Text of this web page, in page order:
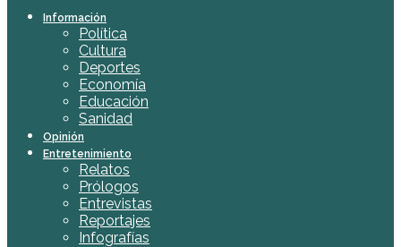
Información
Política
Cultura
Deportes
Economía
Educación
Sanidad
Opinión
Entretenimiento
Relatos
Prólogos
Entrevistas
Reportajes
Infografías